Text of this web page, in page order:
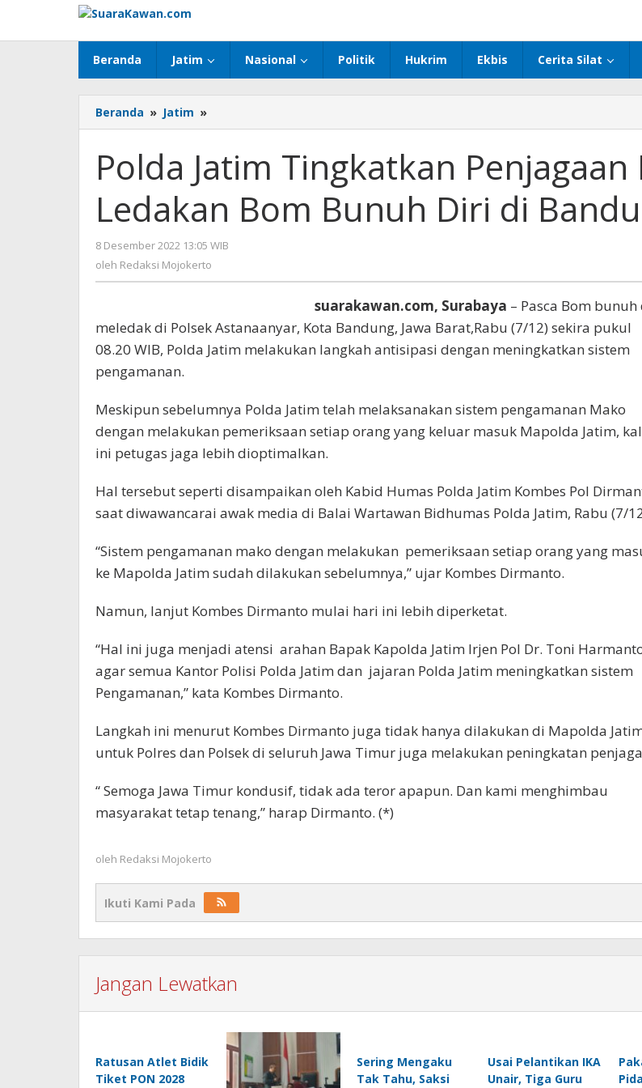
konten
Beranda Jatim Nasional Politik Hukrim Ekbis Cerita Silat
Beranda » Jatim »
Jatim
Penjagaan
Pasca
Ledakan
Bom
Diri
di
Bandung
Polda Jatim Tingkatkan Penjagaan
Ledakan Bom Bunuh Diri di
8 Desember 2022 13:05 WIB
oleh Redaksi Mojokerto
suarakawan.com, Surabaya – Pasca Bom
meledak di Polsek Astanaanyar, Kota Bandung, Jawa Barat,Rabu (7/12) sekira pukul
08.20 WIB, Polda Jatim melakukan langkah antisipasi dengan meningkatkan sistem
pengamanan.
Meskipun sebelumnya Polda Jatim telah melaksanakan sistem pengamanan Mako
dengan melakukan pemeriksaan setiap orang yang keluar masuk Mapolda Jatim,
ini petugas jaga lebih dioptimalkan.
Hal tersebut seperti disampaikan oleh Kabid Humas Polda Jatim Kombes Pol
saat diwawancarai awak media di Balai Wartawan Bidhumas Polda Jatim, Rabu (7/
“Sistem pengamanan mako dengan melakukan pemeriksaan setiap orang yang
ke Mapolda Jatim sudah dilakukan sebelumnya,” ujar Kombes Dirmanto.
Namun, lanjut Kombes Dirmanto mulai hari ini lebih diperketat.
“Hal ini juga menjadi atensi arahan Bapak Kapolda Jatim Irjen Pol Dr. Toni
agar semua Kantor Polisi Polda Jatim dan jajaran Polda Jatim meningkatkan sistem
Pengamanan,” kata Kombes Dirmanto.
Langkah ini menurut Kombes Dirmanto juga tidak hanya dilakukan di Mapolda
untuk Polres dan Polsek di seluruh Jawa Timur juga melakukan peningkatan
“ Semoga Jawa Timur kondusif, tidak ada teror apapun. Dan kami menghimbau
masyarakat tetap tenang,” harap Dirmanto. (*)
oleh Redaksi Mojokerto
Ikuti Kami Pada
Jangan Lewatkan
Ratusan Atlet Bidik
Tiket PON 2028
Sering Mengaku
Tak Tahu, Saksi
Usai Pelantikan IKA
Unair, Tiga Guru